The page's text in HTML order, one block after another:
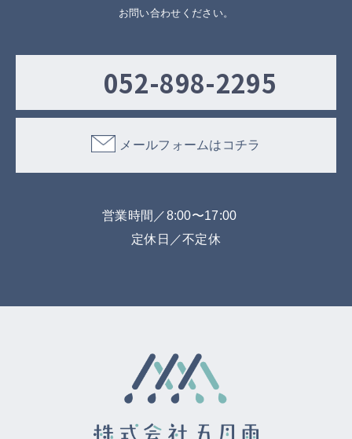
お問い合わせください。
052-898-2295
メールフォームはコチラ
営業時間／8:00〜17:00
定休日／不定休